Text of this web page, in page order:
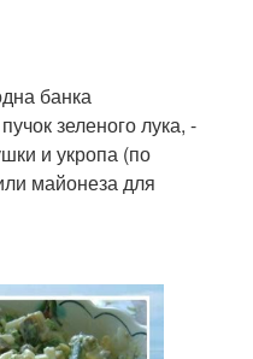
банка
зеленого лука, -
и укропа (по
майонеза для